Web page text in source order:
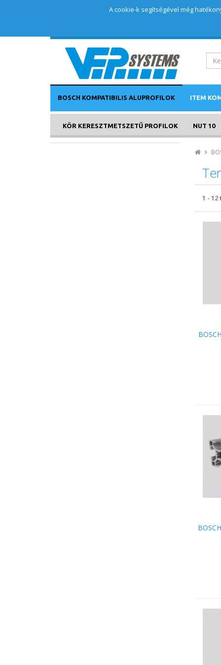
A cookie-k segítségével még
BOSCH KOMPATIBILIS ALUPROFILOK ITEM
KÖR KERESZTMETSZETŰ PROFILOK NUT 10
1 - 12